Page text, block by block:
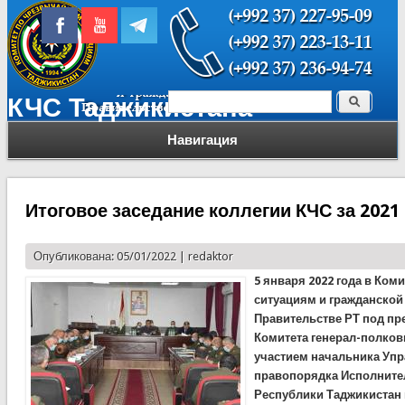
КЧС Таджикистана
Навигация
Форма поиска Поиск
Итоговое заседание коллегии КЧС за 2021
Опубликована: 05/01/2022 | redaktor
5 января 2022 года в
ситуациям и
Правительстве РТ под
Комитета генерал-
участием начальника
правопорядка
Республики